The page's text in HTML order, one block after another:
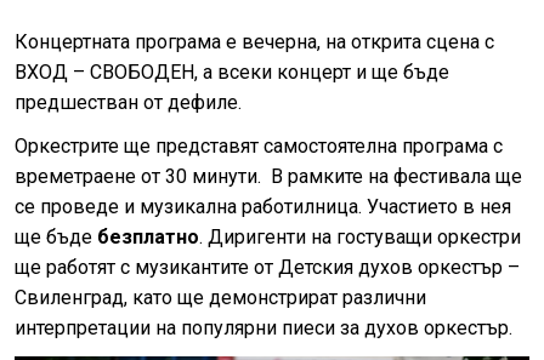
Концертната програма е вечерна, на открита сцена с
ВХОД – СВОБОДЕН, а всеки концерт и ще бъде
предшестван от дефиле.
Оркестрите ще представят самостоятелна програма с
времетраене от 30 минути. В рамките на фестивала ще
се проведе и музикална работилница. Участието в нея
ще бъде безплатно. Диригенти на гостуващи оркестри
ще работят с музикантите от Детския духов оркестър –
Свиленград, като ще демонстрират различни
интерпретации на популярни пиеси за духов оркестър.